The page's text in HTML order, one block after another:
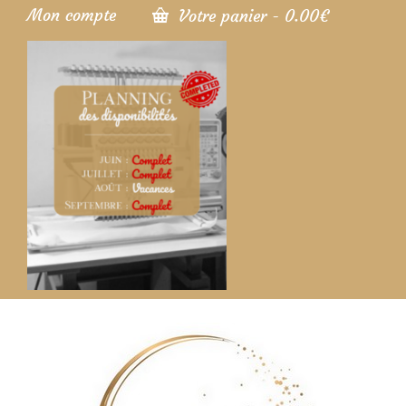
Mon compte Votre panier - 0.00€